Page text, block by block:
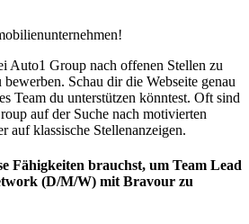
Auto1 Group nach offenen Stellen zu
Schau dir die Webseite genau
Team du unterstützen könntest. Oft sind
auf der Suche nach motivierten
auf klassische Stellenanzeigen.
Fähigkeiten brauchst, um Team Lead
(D/M/W) mit Bravour zu